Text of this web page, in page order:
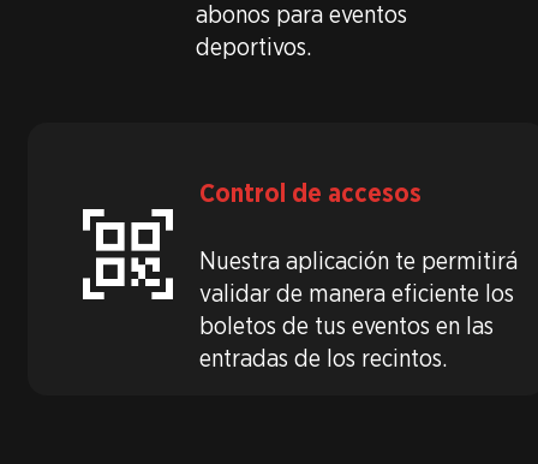
abonos para eventos
deportivos.
Control de accesos
Nuestra aplicación te permitirá
validar de manera eficiente los
boletos de tus eventos en las
entradas de los recintos.